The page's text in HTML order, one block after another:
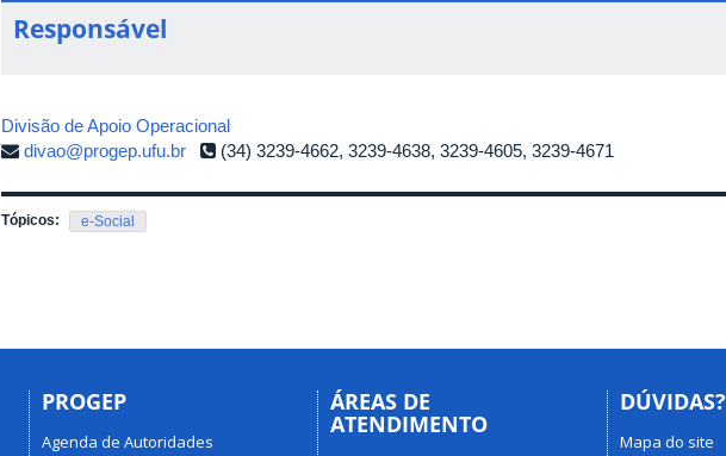
Responsável
Divisão de Apoio Operacional
divao@progep.ufu.br
(34) 3239-4662, 3239-4638, 3239-4605, 3239-4671
Tópicos: e-Social
PROGEP
Agenda de Autoridades
ÁREAS DE
ATENDIMENTO
DÚVIDAS?
Mapa do site